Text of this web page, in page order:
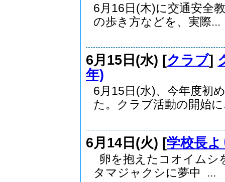
6月16日(木)に交通安全
の歩き方などを、実際...
6月15日(水) [クラブ]
年)
6月15日(水)、今年度初
た。クラブ活動の開始
6月14日(火) [学校長よ
卵を抱えたコオイ
タマジャクシに夢中 ...